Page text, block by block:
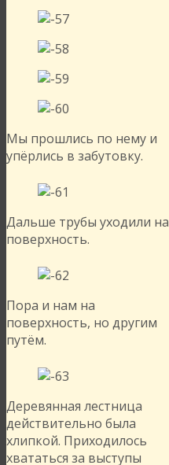
Мы прошлись по нему и
упёрлись в забутовку.
Дальше трубы уходили на
поверхность.
Пора и нам на
поверхность, но другим
путём.
Деревянная лестница
действительно была
хлипкой. Приходилось
хвататься за выступы